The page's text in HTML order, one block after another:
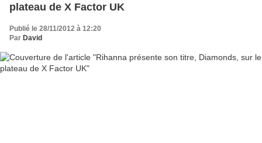
plateau de X Factor UK
Publié le 28/11/2012 à 12:20
Par David